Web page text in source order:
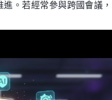
。若經常參與跨國會議